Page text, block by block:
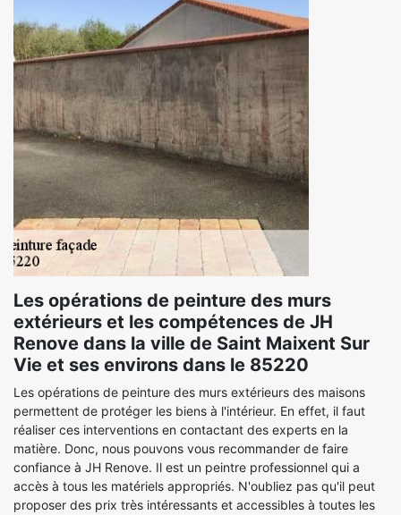
Les opérations de peinture des murs
extérieurs et les compétences de JH
Renove dans la ville de Saint Maixent Sur
Vie et ses environs dans le 85220
Les opérations de peinture des murs extérieurs des maisons
permettent de protéger les biens à l'intérieur. En effet, il faut
réaliser ces interventions en contactant des experts en la
matière. Donc, nous pouvons vous recommander de faire
confiance à JH Renove. Il est un peintre professionnel qui a
accès à tous les matériels appropriés. N'oubliez pas qu'il peut
proposer des prix très intéressants et accessibles à toutes les